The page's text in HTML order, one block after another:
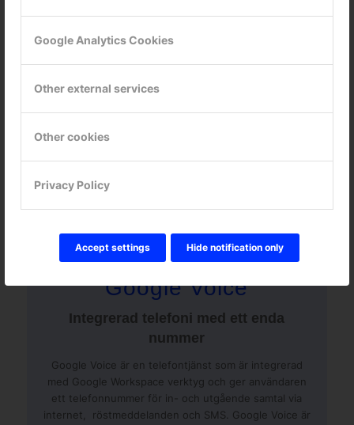
Google Analytics Cookies
Other external services
Other cookies
Privacy Policy
Accept settings Hide notification only
grupp användare, som kanske inte har någon tidigare
definiera logik för datahantering och implementera
Google Voice
Integrerad telefoni med ett enda
nummer
Google Voice är en telefontjänst som är integrerad
med Google Workspace verktyg och ger användaren
ett telefonnummer för in- och utgående samtal via
internet, röstmeddelanden och SMS. Google Voice är